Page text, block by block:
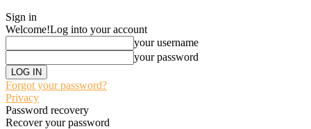
Sign in
Welcome!Log into your account
your username
your password
Forgot your password?
Privacy
Password recovery
Recover your password